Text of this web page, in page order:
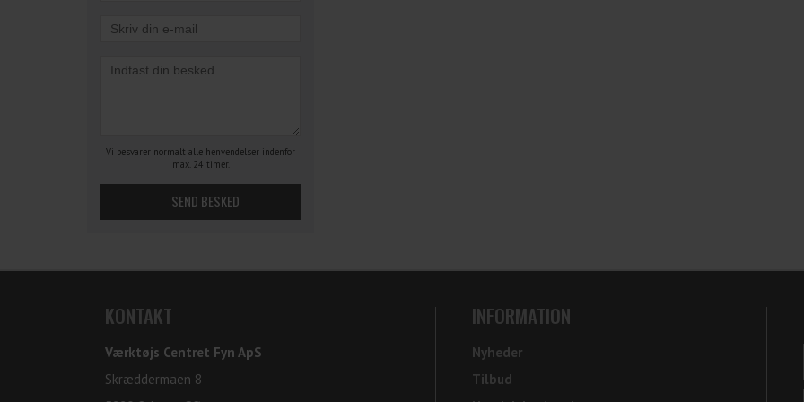
Vi besvarer normalt alle henvendelser indenfor
max. 24 timer.
KONTAKT
Værktøjs Centret Fyn ApS
Skræddermaen 8
INFORMATION
Nyheder
Tilbud